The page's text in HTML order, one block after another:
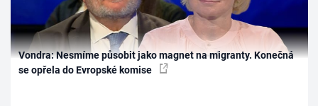
Vondra: Nesmíme působit jako magnet na migranty. Konečná
se opřela do Evropské komise